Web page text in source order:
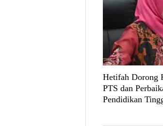
Hetifah Dorong
PTS dan
Pendidikan